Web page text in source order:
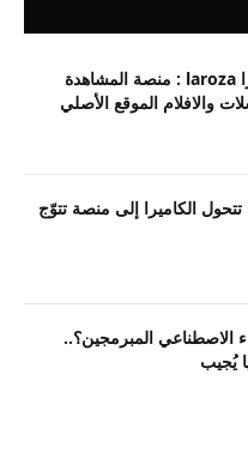
رابط موقع لاروزا laroza : منصة المشاهدة
والافلام الموقع الأصلي
الكاميرا إلى منصة تتوّج
الاصطناعي المبرمجين؟..
يُجيب